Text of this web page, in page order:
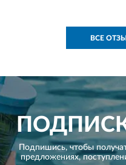
ВСЕ
Подпишись, чтобы
предложениях,